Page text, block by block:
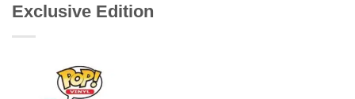
Exclusive Edition